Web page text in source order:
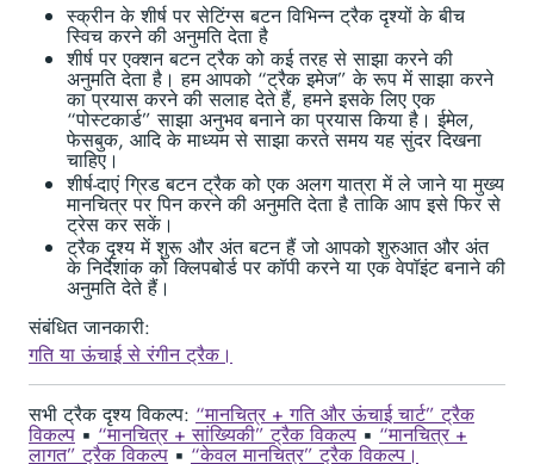
स्क्रीन के शीर्ष पर सेटिंग्स बटन विभिन्न ट्रैक दृश्यों के बीच
स्विच करने की अनुमति देता है
शीर्ष पर एक्शन बटन ट्रैक को कई तरह से साझा करने की
अनुमति देता है। हम आपको “ट्रैक इमेज” के रूप में साझा करने
का प्रयास करने की सलाह देते हैं, हमने इसके लिए एक
“पोस्टकार्ड” साझा अनुभव बनाने का प्रयास किया है। ईमेल,
फेसबुक, आदि के माध्यम से साझा करते समय यह सुंदर दिखना
चाहिए।
शीर्ष-दाएं ग्रिड बटन ट्रैक को एक अलग यात्रा में ले जाने या मुख्य
मानचित्र पर पिन करने की अनुमति देता है ताकि आप इसे फिर से
ट्रेस कर सकें।
ट्रैक दृश्य में शुरू और अंत बटन हैं जो आपको शुरुआत और अंत
के निर्देशांक को क्लिपबोर्ड पर कॉपी करने या एक वेपॉइंट बनाने की
अनुमति देते हैं।
संबंधित जानकारी:
गति या ऊंचाई से रंगीन ट्रैक।
सभी ट्रैक दृश्य विकल्प: “मानचित्र + गति और ऊंचाई चार्ट” ट्रैक
विकल्प ▪︎ “मानचित्र + सांख्यिकी” ट्रैक विकल्प ▪︎ “मानचित्र +
लागत” ट्रैक विकल्प ▪︎ “केवल मानचित्र” ट्रैक विकल्प।